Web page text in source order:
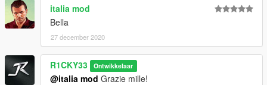
italia mod
Bella
27 december 2020
R1CKY33 Ontwikkelaar
@italia mod Grazie mille!